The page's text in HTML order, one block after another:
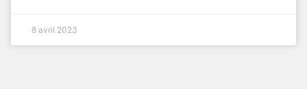
8 avril 2023